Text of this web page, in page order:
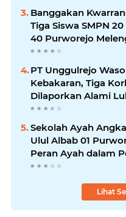
Banggakan
Tiga Siswa SMPN
40 Purworejo
Jamnas Cibubur
PT Unggulrejo
Kebakaran, Tiga
Dilaporkan Alami
Sekolah Ayah
Ulul Albab 01
Peran Ayah dalam
Anak
Lihat